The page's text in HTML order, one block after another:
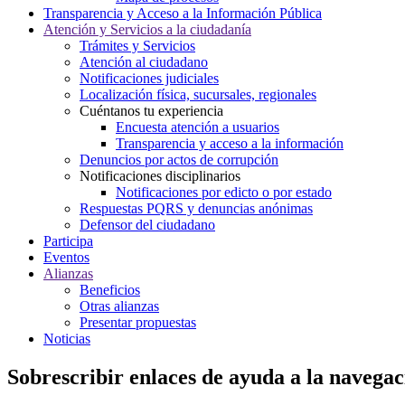
Transparencia y Acceso a la Información Pública
Atención y Servicios a la ciudadanía
Trámites y Servicios
Atención al ciudadano
Notificaciones judiciales
Localización física, sucursales, regionales
Cuéntanos tu experiencia
Encuesta atención a usuarios
Transparencia y acceso a la información
Denuncios por actos de corrupción
Notificaciones disciplinarios
Notificaciones por edicto o por estado
Respuestas PQRS y denuncias anónimas
Defensor del ciudadano
Participa
Eventos
Alianzas
Beneficios
Otras alianzas
Presentar propuestas
Noticias
Sobrescribir enlaces de ayuda a la